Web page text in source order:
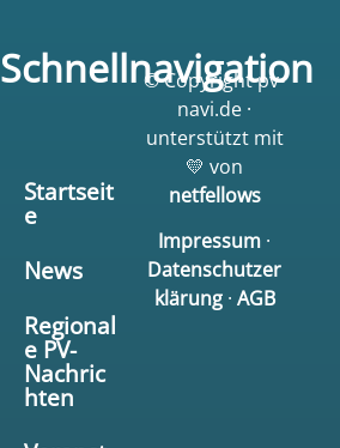
Schnellnavigation
Startseit
e
News
Regional
e PV-
Nachric
hten
© Copyright pv-
navi.de ·
unterstützt mit
💛 von
netfellows
Impressum ·
Datenschutzer
klärung· AGB